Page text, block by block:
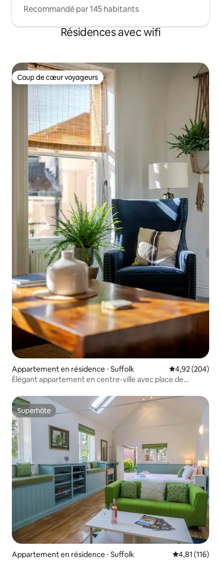
Recommandé par 145 habitants
Résidences avec wifi
Coup de cœur voyageurs
Coup de cœur voyageurs
Appartement en résidence ⋅ Suffolk Évaluation
4,92 (204)
Élégant appartement en centre-ville avec place de
Superhôte
Superhôte
Appartement en résidence ⋅ Suffolk Évaluation
4,81 (116)